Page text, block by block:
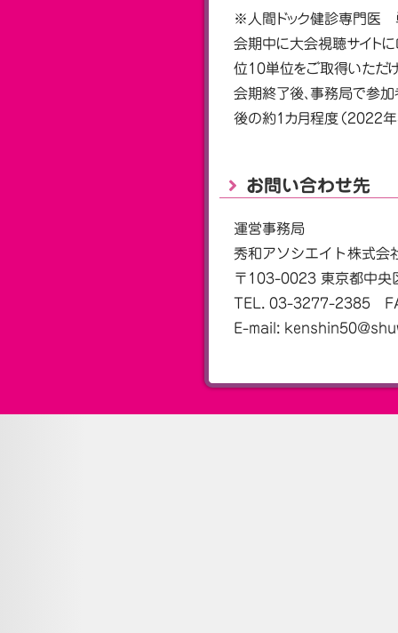
※人間ドック健診専門医
会期中に大会視聴サイトに
位10単位をご取得いただけ
会期終了後、事務局で参
後の約1カ月程度（2022年
お問い合わせ先
運営事務局
秀和アソシエイト株式会
〒103-0023 東京都中央
TEL. 03-3277-2385
E-mail: